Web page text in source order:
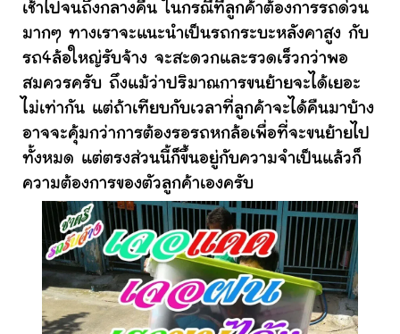
เช้าไปจนถึงกลางคืน ในกรณีที่ลูกค้าต้องการรถด่วน
มากๆ ทางเราจะแนะนำเป็นรถกระบะหลังคาสูง กับ
รถ4ล้อใหญ่รับจ้าง จะสะดวกและรวดเร็วกว่าพอ
สมควรครับ ถึงแม้ว่าปริมาณการขนย้ายจะได้เยอะ
ไม่เท่ากัน แต่ถ้าเทียบกับเวลาที่ลูกค้าจะได้คืนมาบ้าง
อาจจะคุ้มกว่าการต้องรอรถหกล้อเพื่อที่จะขนย้ายไป
ทั้งหมด แต่ตรงส่วนนี้ก็ขึ้นอยู่กับความจำเป็นแล้วก็
ความต้องการของตัวลูกค้าเองครับ